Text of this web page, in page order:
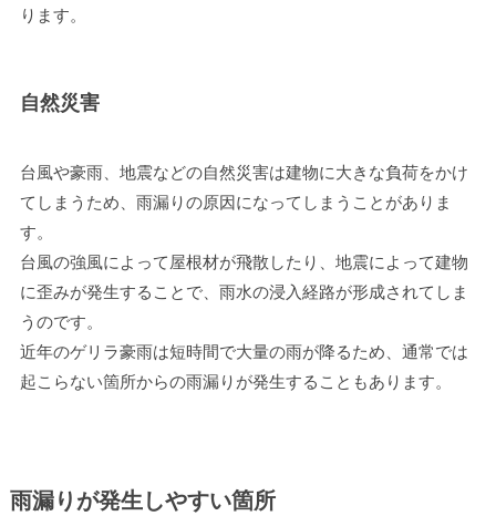
ります。
自然災害
台風や豪雨、地震などの自然災害は建物に大きな負荷をかけ
てしまうため、雨漏りの原因になってしまうことがありま
す。
台風の強風によって屋根材が飛散したり、地震によって建物
に歪みが発生することで、雨水の浸入経路が形成されてしま
うのです。
近年のゲリラ豪雨は短時間で大量の雨が降るため、通常では
起こらない箇所からの雨漏りが発生することもあります。
雨漏りが発生しやすい箇所